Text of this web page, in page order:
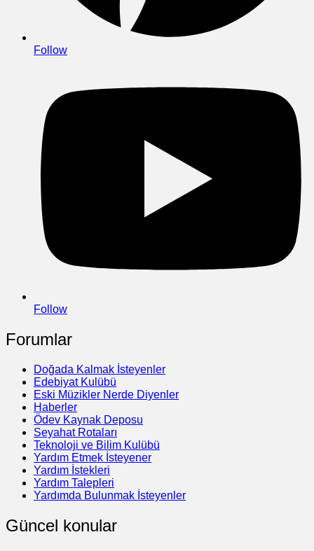
Follow
Follow
Forumlar
Doğada Kalmak İsteyenler
Edebiyat Kulübü
Eski Müzikler Nerde Diyenler
Haberler
Ödev Kaynak Deposu
Seyahat Rotaları
Teknoloji ve Bilim Kulübü
Yardım Etmek İsteyener
Yardım İstekleri
Yardım Talepleri
Yardımda Bulunmak İsteyenler
Güncel konular